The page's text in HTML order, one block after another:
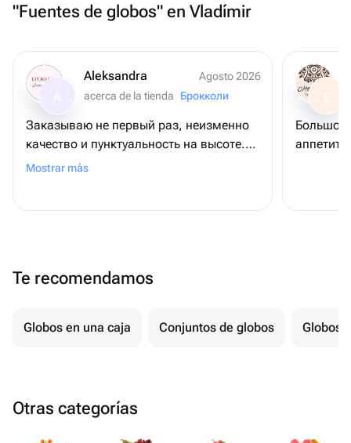
"Fuentes de globos" en Vladímir
Aleksandra
Agosto 2026
acerca de la tienda
Брокколи
Заказываю не первый раз, неизменно
качество и пунктуальность на высоте.
Спасибо!
Mostrar más
E
Большое
Te recomendamos
Globos en una caja Conjuntos de globos Globos
Otras categorías